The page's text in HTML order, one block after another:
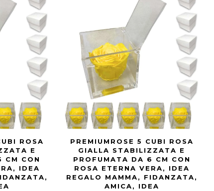
ROSA
E
CM CON
IDEA
PREMIUMROSE 5 CUBI ROSA
GIALLA STABILIZZATA E
PROFUMATA DA 6 CM CON
ROSA ETERNA VERA, IDEA
REGALO MAMMA, FIDANZATA,
AMICA, IDEA